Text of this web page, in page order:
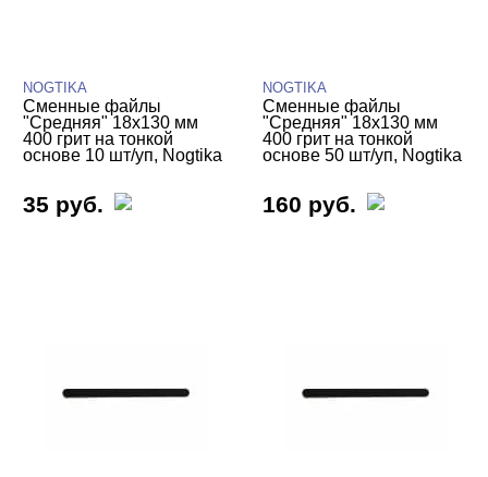
NOGTIKA
Сменные файлы
"Средняя" 18х130 мм
400 грит на тонкой
основе 10 шт/уп, Nogtika
35 руб.
NOGTIKA
Сменные файлы
"Средняя" 18х130 мм
400 грит на тонкой
основе 50 шт/уп, Nogtika
160 руб.